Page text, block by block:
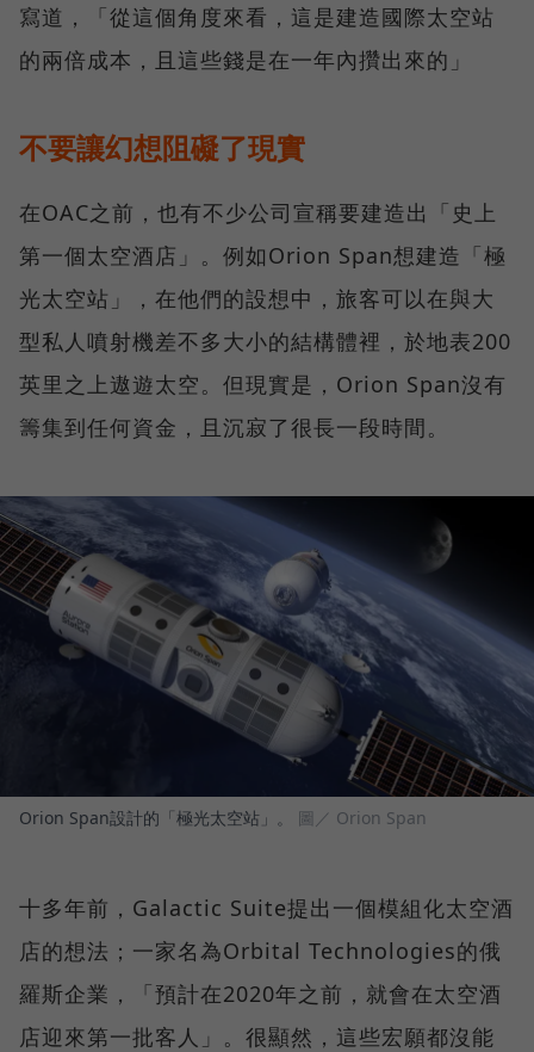
寫道，「從這個角度來看，這是建造國際太空站
的兩倍成本，且這些錢是在一年內攢出來的」
不要讓幻想阻礙了現實
在OAC之前，也有不少公司宣稱要建造出「史上
第一個太空酒店」。例如Orion Span想建造「極
光太空站」，在他們的設想中，旅客可以在與大
型私人噴射機差不多大小的結構體裡，於地表200
英里之上遨遊太空。但現實是，Orion Span沒有
籌集到任何資金，且沉寂了很長一段時間。
Orion Span設計的「極光太空站」。 圖／ Orion Span
十多年前，Galactic Suite提出一個模組化太空酒
店的想法；一家名為Orbital Technologies的俄
羅斯企業，「預計在2020年之前，就會在太空酒
店迎來第一批客人」。很顯然，這些宏願都沒能